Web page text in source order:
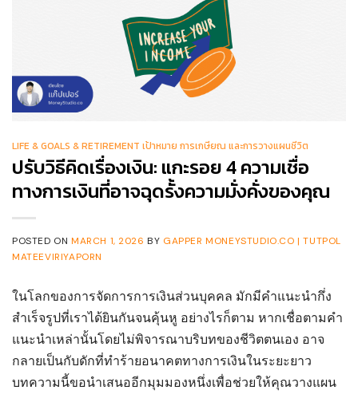
LIFE & GOALS & RETIREMENT เป้าหมาย การเกษียณ และการวางแผนชีวิต
ปรับวิธีคิดเรื่องเงิน: แกะรอย 4 ความเชื่อ
ทางการเงินที่อาจฉุดรั้งความมั่งคั่งของคุณ
POSTED ON MARCH 1, 2026 BY GAPPER MONEYSTUDIO.CO | TUTPOL
MATEEVIRIYAPORN
ในโลกของการจัดการการเงินส่วนบุคคล มักมีคำแนะนำกึ่ง
สำเร็จรูปที่เราได้ยินกันจนคุ้นหู อย่างไรก็ตาม หากเชื่อตามคำ
แนะนำเหล่านั้นโดยไม่พิจารณาบริบทของชีวิตตนเอง อาจ
กลายเป็นกับดักที่ทำร้ายอนาคตทางการเงินในระยะยาว
บทความนี้ขอนำเสนออีกมุมมองหนึ่งเพื่อช่วยให้คุณวางแผน